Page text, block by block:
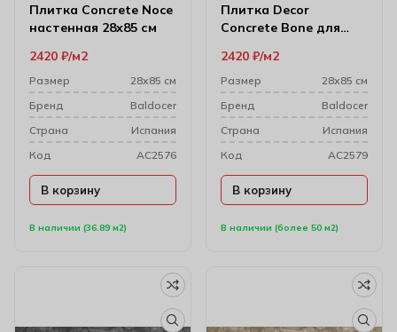
Плитка Concrete Noce
настенная 28х85 см
В наличии (36.89 м2)
2420 ₽ м2
Размер
28х85 см
Бренд
Baldocer
Cтрана
Испания
Код
AC2576
В корзину
Плитка Decor
Concrete Bone для
28х85 см
В наличии (более 50 м2)
2420 ₽ м2
Размер
28х85 см
Бренд
Baldocer
Cтрана
Испания
Код
AC2579
В корзину